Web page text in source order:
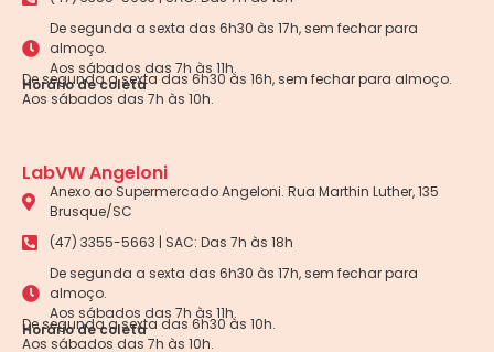
De segunda a sexta das 6h30 às 17h, sem fechar para
almoço.
Aos sábados das 7h às 11h.
Horário de coleta
De segunda a sexta das 6h30 às 16h, sem fechar para almoço.
Aos sábados das 7h às 10h.
LabVW Angeloni
Anexo ao Supermercado Angeloni. Rua Marthin Luther, 135
Brusque/SC
(47) 3355-5663 | SAC: Das 7h às 18h
De segunda a sexta das 6h30 às 17h, sem fechar para
almoço.
Aos sábados das 7h às 11h.
Horário de coleta
De segunda a sexta das 6h30 às 10h.
Aos sábados das 7h às 10h.